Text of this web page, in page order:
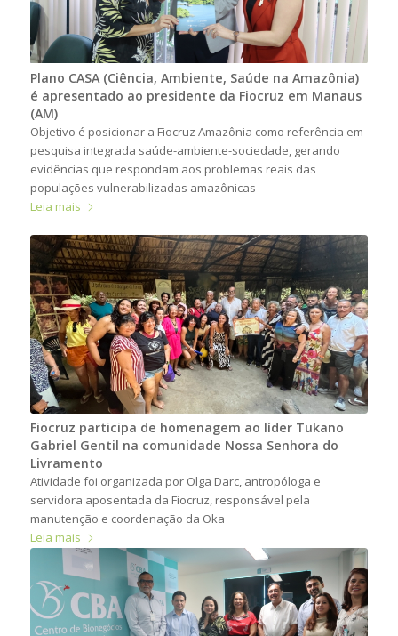
Plano CASA (Ciência, Ambiente, Saúde na Amazônia)
é apresentado ao presidente da Fiocruz em Manaus
(AM)
Objetivo é posicionar a Fiocruz Amazônia como referência em
pesquisa integrada saúde-ambiente-sociedade, gerando
evidências que respondam aos problemas reais das
populações vulnerabilizadas amazônicas
Leia mais
Fiocruz participa de homenagem ao líder Tukano
Gabriel Gentil na comunidade Nossa Senhora do
Livramento
Atividade foi organizada por Olga Darc, antropóloga e
servidora aposentada da Fiocruz, responsável pela
manutenção e coordenação da Oka
Leia mais